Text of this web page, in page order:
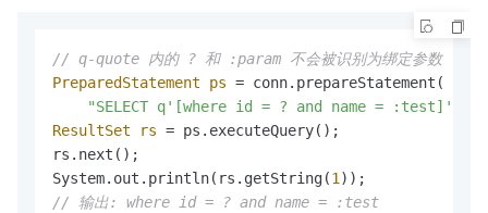
// q-quote 内的 ? 和 :param 不会被识别为绑定参数
PreparedStatement
ps = conn.prepareStatement(
"SELECT q'[where id = ? and name = :test]'
ResultSet
rs = ps.executeQuery();
rs.next();
System.out.println(rs.getString(1
// 输出: where id = ? and name = :test